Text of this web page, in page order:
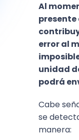
Al
presente
error al
unidad
podrá
Cabe
se
manera: